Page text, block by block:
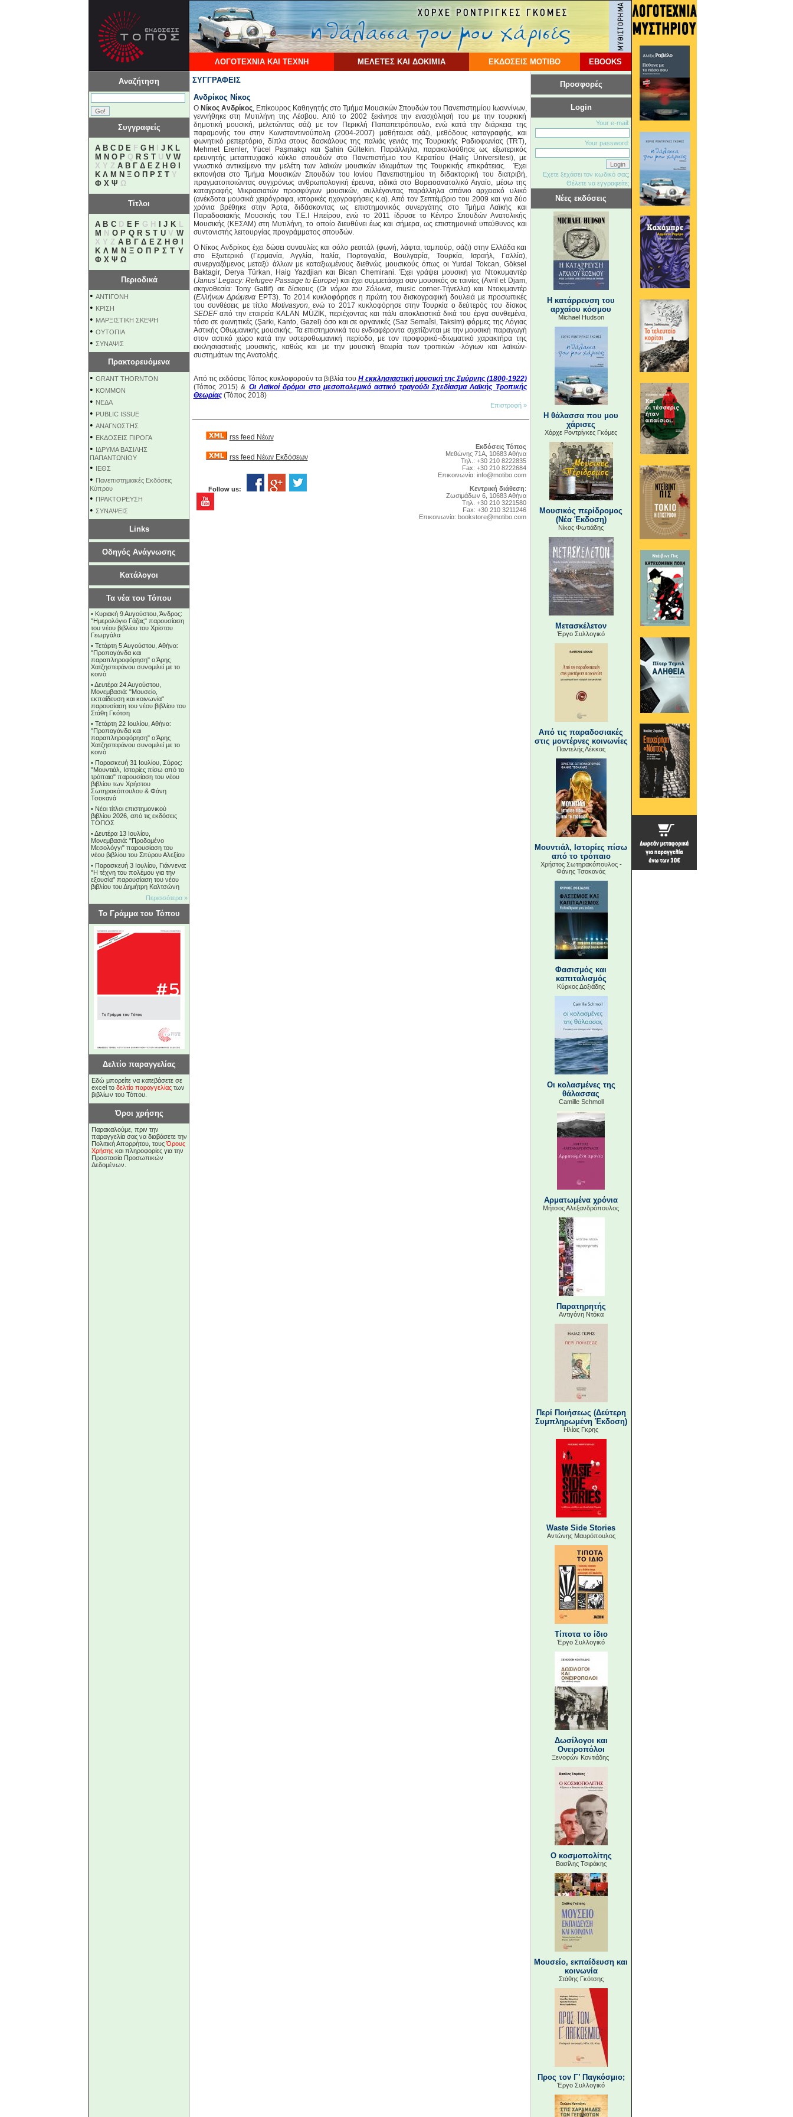
ΛΟΓΟΤΕΧΝΙΑ ΚΑΙ ΤΕΧΝΗ ΜΕΛΕΤΕΣ ΚΑΙ ΔΟΚΙΜΙΑ ΕΚΔΟΣΕΙΣ ΜΟΤΙΒΟ EBOOKS
Αναζήτηση
Συγγραφείς
A B C D EF G H J K L
M N O PQ R S TU V W
X Y Z Α Β Γ Δ Ε Ζ Η Θ
Κ Λ Μ Ν Ξ Ο Π Ρ Σ ΤΥ
Φ Χ Ψ Ω
Τίτλοι
A B CD E F G H J KL
M N O P Q R S T UV W
X Y Z Α Β Γ Δ Ε Ζ Η Θ
Κ Λ Μ Ν Ξ Ο Π Ρ Σ Τ Υ
Φ Χ Ψ Ω
Περιοδικά
• ΑΝΤΙΓΟΝΗ
• ΚΡΙΣΗ
• ΜΑΡΞΙΣΤΙΚΗ ΣΚΕΨΗ
• ΟΥΤΟΠΙΑ
• ΣΥΝΑΨΙΣ
Πρακτορευόμενα
• GRANT THORNTON
• KOMMON
• NEΔΑ
• PUBLIC ISSUE
• ΑΝΑΓΝΩΣΤΗΣ
• ΕΚΔΟΣΕΙΣ ΠΙΡΟΓΑ
• ΙΔΡΥΜΑ ΒΑΣΙΛΗΣ
ΠΑΠΑΝΤΩΝΙΟΥ
• ΙΕΘΣ
• Πανεπιστημιακές Εκδόσεις
Κύπρου
• ΠΡΑΚΤΟΡΕΥΣΗ
• ΣΥΝΑΨΕΙΣ
Links
Οδηγός Ανάγνωσης
Κατάλογοι
Τα νέα του Τόπου
• Κυριακή 9 Αυγούστου, Άνδρος:
"Ημερολόγιο Γάζας" παρουσίαση
του νέου βιβλίου του Χρίστου
Γεωργάλα
• Τετάρτη 5 Αυγούστου, Αθήνα:
"Προπαγάνδα και
παραπληροφόρηση" ο Άρης
Χατζηστεφάνου συνομιλεί με το
κοινό
•Δευτέρα 24 Αυγούστου,
Μονεμβασιά: "Μουσείο,
εκπαίδευση και κοινωνία"
παρουσίαση του νέου βιβλίου του
Στάθη Γκότση
• Τετάρτη 22 Ιουλίου, Αθήνα:
"Προπαγάνδα και
παραπληροφόρηση" ο Άρης
Χατζηστεφάνου συνομιλεί με το
κοινό
• Παρασκευή 31 Ιουλίου, Σύρος:
"Μουντιάλ, Ιστορίες πίσω από το
τρόπαιο" παρουσίαση του νέου
βιβλίου των Χρήστου
Σωτηρακόπουλου & Φάνη
Τσοκανά
• Νέοι τίτλοι επιστημονικού
βιβλίου 2026, από τις εκδόσεις
ΤΟΠΟΣ
•Δευτέρα 13 Ιουλίου,
Μονεμβασιά: "Προδομένο
Μεσολόγγι" παρουσίαση του
νέου βιβλίου του Σπύρου Αλεξίου
• Παρασκευή 3 Ιουλίου, Γιάννενα:
"Η τέχνη του πολέμου για την
εξουσία" παρουσίαση του νέου
βιβλίου του Δημήτρη Καλτσώνη
Περισσότερα »
Το Γράμμα του Τόπου
Δελτίο παραγγελίας
Εδώ μπορείτε να κατεβάσετε σε
excel το δελτίο παραγγελίαςτων
βιβλίων του Τόπου.
Όροι χρήσης
Παρακαλούμε, πριν την
παραγγελία σας να διαβάσετε την
Πολιτική Απορρήτου, τουςΌρους
Χρήσηςκαι πληροφορίες για την
Προστασία Προσωπικών
Δεδομένων.
ΣΥΓΓΡΑΦΕΙΣ
Ανδρίκος Νίκος
Ο Νίκος Ανδρίκος, Επίκουρος Καθηγητής στο Τμήμα Μουσικών Σπουδών του Πανεπιστημίου Ιωαννίνων,
γεννήθηκε στη Μυτιλήνη της Λέσβου. Από το 2002 ξεκίνησε την ενασχόλησή του με την τουρκική
δημοτική μουσική, μελετώντας σάζι με τον Περικλή Παπαπετρόπουλο, ενώ κατά την διάρκεια της
παραμονής του στην Κωνσταντινούπολη (2004-2007) μαθήτευσε σάζι, μεθόδους καταγραφής, και
φωνητικό ρεπερτόριο, δίπλα στους δασκάλους της παλιάς γενιάς της Τουρκικής Ραδιοφωνίας (TRT),
Mehmet Erenler, Yücel Paşmakçı και Şahin Gültekin. Παράλληλα, παρακολούθησε ως εξωτερικός
ερευνητής μεταπτυχιακό κύκλο σπουδών στο Πανεπιστήμιο του Κερατίου (Haliç Üniversitesi), με
γνωστικό αντικείμενο την μελέτη των λαϊκών μουσικών ιδιωμάτων της Τουρκικής επικράτειας. Έχει
εκπονήσει στο Τμήμα Μουσικών Σπουδών του Ιονίου Πανεπιστημίου τη διδακτορική του διατριβή,
πραγματοποιώντας συγχρόνως ανθρωπολογική έρευνα, ειδικά στο Βορειοανατολικό Αιγαίο, μέσω της
καταγραφής Μικρασιατών προσφύγων μουσικών, συλλέγοντας παράλληλα σπάνιο αρχειακό υλικό
(ανέκδοτα μουσικά χειρόγραφα, ιστορικές ηχογραφήσεις κ.α). Από τον Σεπτέμβριο του 2009 και για δύο
χρόνια βρέθηκε στην Άρτα, διδάσκοντας ως επιστημονικός συνεργάτης στο Τμήμα Λαϊκής και
Παραδοσιακής Μουσικής του Τ.Ε.Ι Ηπείρου, ενώ το 2011 ίδρυσε το Κέντρο Σπουδών Ανατολικής
Μουσικής (ΚΕΣΑΜ) στη Μυτιλήνη, το οποίο διευθύνει έως και σήμερα, ως επιστημονικά υπεύθυνος και
συντονιστής λειτουργίας προγράμματος σπουδών.
Ο Νίκος Ανδρίκος έχει δώσει συναυλίες και σόλο ρεσιτάλ (φωνή, λάφτα, ταμπούρ, σάζι) στην Ελλάδα και
στο Εξωτερικό (Γερμανία, Αγγλία, Ιταλία, Πορτογαλία, Βουλγαρία, Τουρκία, Ισραήλ, Γαλλία),
συνεργαζόμενος μεταξύ άλλων με καταξιωμένους διεθνώς μουσικούς όπως οι Yurdal Tokcan, Göksel
Baktagir, Derya Türkan, Haig Yazdjian και Bican Chemirani. Έχει γράψει μουσική για Ντοκυμαντέρ
(Janus’ Legacy: Refugee Passage to Europe) και έχει συμμετάσχει σαν μουσικός σε ταινίες (Avril et Djam,
σκηνοθεσία: Tony Gatlif) σε δίσκους (Οι νόμοι του Σόλωνα, music corner-Τήνελλα) και Ντοκιμαντέρ
(Ελλήνων Δρώμενα ΕΡΤ3). Το 2014 κυκλοφόρησε η πρώτη του δισκογραφική δουλειά με προσωπικές
του συνθέσεις με τίτλο Motivasyon, ενώ το 2017 κυκλοφόρησε στην Τουρκία ο δεύτερός του δίσκος
SEDEFαπό την εταιρεία KALAN MÜZİK, περιέχοντας και πάλι αποκλειστικά δικά του έργα συνθεμένα,
τόσο σε φωνητικές (Şarkı, Kanto, Gazel) όσο και σε οργανικές (Saz Semaîsi, Taksim) φόρμες της Λόγιας
Αστικής Οθωμανικής μουσικής. Τα επιστημονικά του ενδιαφέροντα σχετίζονται με την μουσική παραγωγή
στον αστικό χώρο κατά την υστεροθωμανική περίοδο, με τον προφορικό-ιδιωματικό χαρακτήρα της
εκκλησιαστικής μουσικής, καθώς και με την μουσική θεωρία των τροπικών -λόγιων και λαϊκών-
συστημάτων της Ανατολής.
Από τις εκδόσεις Τόπος κυκλοφορούν τα βιβλία του Η εκκλησιαστική μουσική της Σμύρνης (1800-1922)
(Τόπος 2015) & Οι Λαϊκοί δρόμοι στο μεσοπολεμικό αστικό τραγούδι Σχεδίασμα Λαϊκής Τροπικής
Θεωρίας (Τόπος 2018)
Επιστροφή »
rss feed Νέων
rss feed Νέων Εκδόσεων
Follow us:
Εκδόσεις Τόπος
Μεθώνης 71Α, 10683 Αθήνα
Τηλ.: +30 210 8222835
Fax: +30 210 8222684
Επικοινωνία: info@motibo.com
Κεντρική διάθεση:
Zωσιμάδων 6, 10683 Αθήνα
Tηλ. +30 210 3221580
Fax: +30 210 3211246
Επικοινωνία: bookstore@motibo.com
Προσφορές
Login
Your e-mail:
Your password:
Εχετε ξεχάσει τον κωδικό σας;
Θέλετε να εγγραφείτε;
Νέες εκδόσεις
Η κατάρρευση του
αρχαίου κόσμου
Michael Hudson
Η θάλασσα που μου
χάρισες
Χόρχε Ροντρίγκες Γκόμες
Μουσικός περίδρομος
(Νέα Έκδοση)
Νίκος Φωτιάδης
Μετασκέλετον
Έργο Συλλογικό
Από τις παραδοσιακές
στις μοντέρνες κοινωνίες
Παντελής Λέκκας
Μουντιάλ, Ιστορίες πίσω
από το τρόπαιο
Χρήστος Σωτηρακόπουλος -
Φάνης Τσοκανάς
Φασισμός και
καπιταλισμός
Κύρκος Δοξιάδης
Οι κολασμένες της
θάλασσας
Camille Schmoll
Αρματωμένα χρόνια
Μήτσος Αλεξανδρόπουλος
Παρατηρητής
Αντιγόνη Ντόκα
Περί Ποιήσεως (Δεύτερη
Συμπληρωμένη Έκδοση)
Ηλίας Γκρης
Waste Side Stories
Αντώνης Μαυρόπουλος
Τίποτα το ίδιο
Έργο Συλλογικό
Δωσίλογοι και
Ονειροπόλοι
Ξενοφών Κοντιάδης
Ο κοσμοπολίτης
Βασίλης Τσιράκης
Μουσείο, εκπαίδευση και
κοινωνία
Στάθης Γκότσης
Προς τον Γ’ Παγκόσμιο;
Έργο Συλλογικό